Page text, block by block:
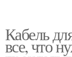
Кабель
все, что